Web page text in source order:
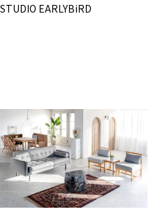
STUDIO EARLYBiRD